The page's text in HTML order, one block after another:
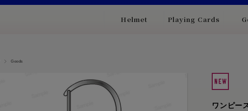
Helmet Playing Cards
Goods
ワンピー